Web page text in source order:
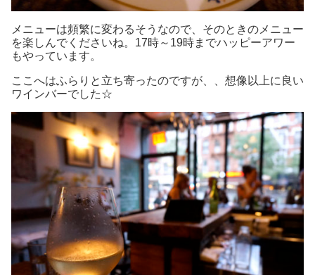
メニューは頻繁に変わるそうなので、そのときのメニュー
を楽しんでくださいね。17時～19時までハッピーアワー
もやっています。
ここへはふらりと立ち寄ったのですが、、想像以上に良い
ワインバーでした☆